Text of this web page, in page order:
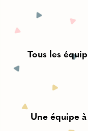
Tous les
Une équipe